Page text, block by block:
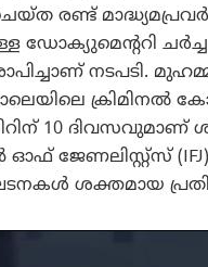
രണ്ട്
ഡോക്യുമെന്ററി
നടപടി.
ക്രിമിനൽ
10 ദിവസവുമാണ്
(IFJ),
ശക്തമായ